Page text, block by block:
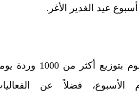
عيد الغدير الأغر.
وأضاف أن وحدة التزيين تقوم بتوزيع أكثر من 1000
الأسبوع، فضلاً عن